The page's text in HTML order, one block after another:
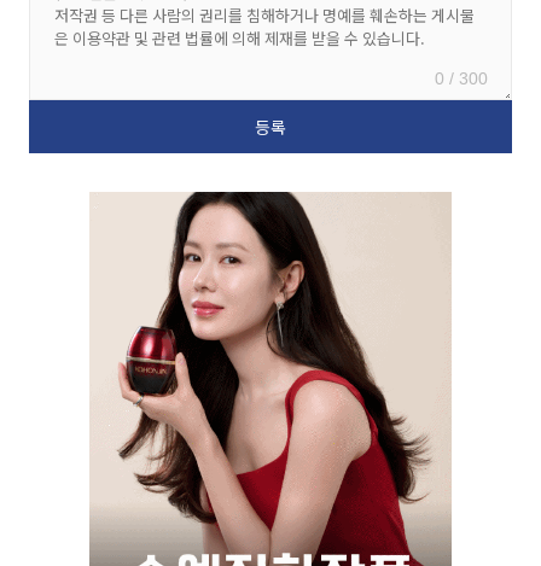
0 / 300